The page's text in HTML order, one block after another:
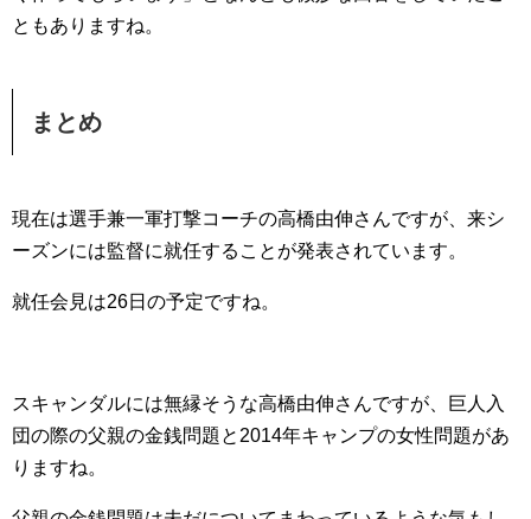
ともありますね。
まとめ
現在は選手兼一軍打撃コーチの高橋由伸さんですが、来シ
ーズンには監督に就任することが発表されています。
就任会見は26日の予定ですね。
スキャンダルには無縁そうな高橋由伸さんですが、巨人入
団の際の父親の金銭問題と2014年キャンプの女性問題があ
りますね。